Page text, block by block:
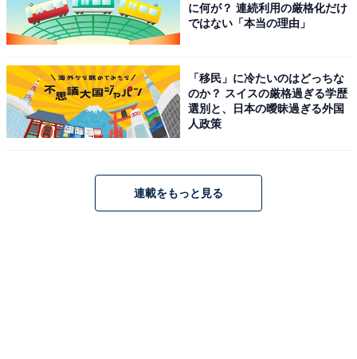
に何が？ 連続利用の厳格化だけ
ではない「本当の理由」
「移民」に冷たいのはどっちな
のか？ スイスの厳格過ぎる学歴
選別と、日本の曖昧過ぎる外国
人政策
連載をもっと見る